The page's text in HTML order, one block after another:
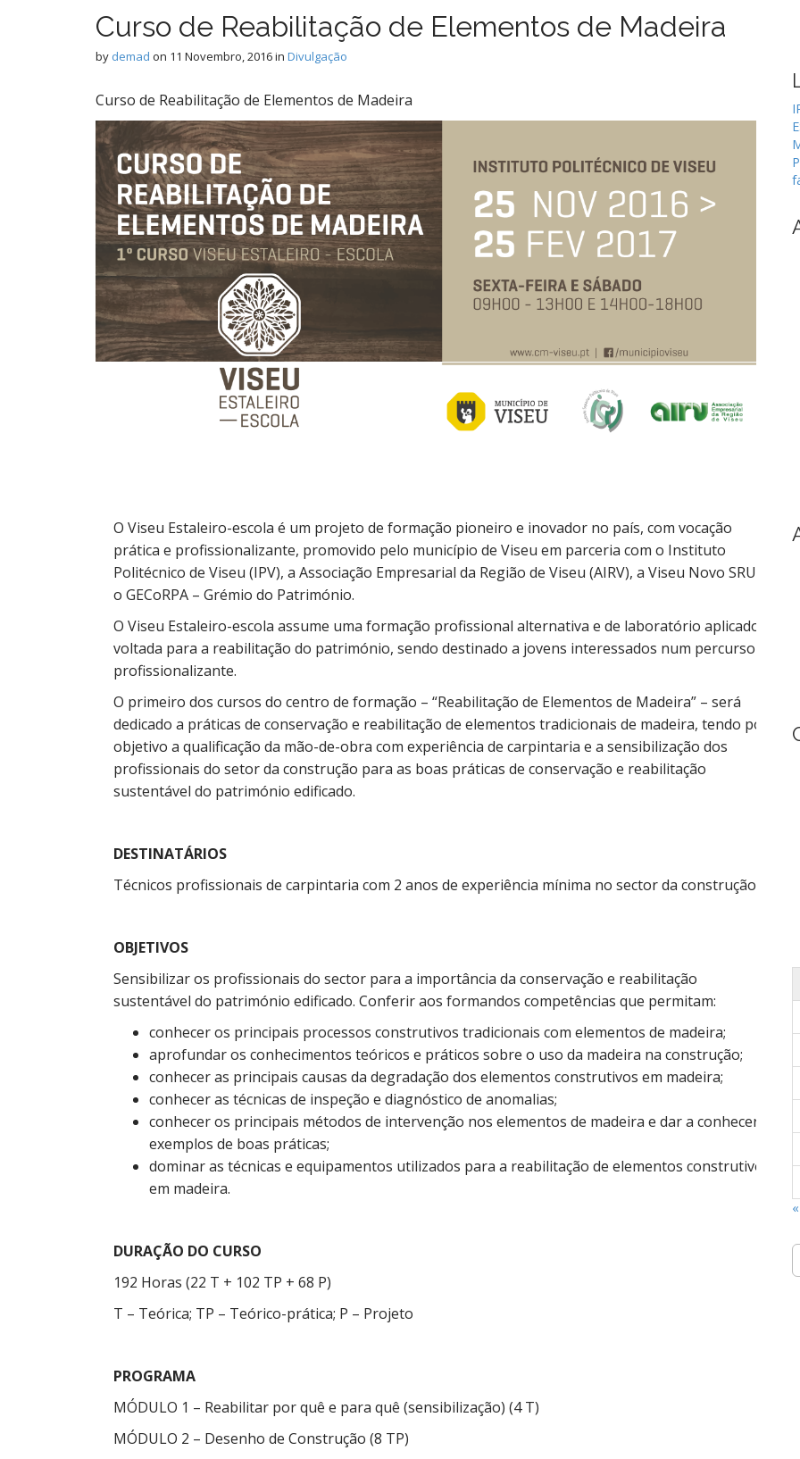
Curso de Reabilitação de Elementos de Madeira
by demad on 11 Novembro, 2016in Divulgação
Curso de Reabilitação de Elementos de Madeira
O Viseu Estaleiro-escola é um projeto de formação pioneiro e inovador no país, com vocação
prática e profissionalizante, promovido pelo município de Viseu em parceria com o Instituto
Politécnico de Viseu (IPV), a Associação Empresarial da Região de Viseu (AIRV), a Viseu Novo SRU e
o GECoRPA – Grémio do Património.
O Viseu Estaleiro-escola assume uma formação profissional alternativa e de laboratório aplicado,
voltada para a reabilitação do património, sendo destinado a jovens interessados num percurso
profissionalizante.
O primeiro dos cursos do centro de formação – “Reabilitação de Elementos de Madeira” – será
dedicado a práticas de conservação e reabilitação de elementos tradicionais de madeira, tendo por
objetivo a qualificação da mão-de-obra com experiência de carpintaria e a sensibilização dos
profissionais do setor da construção para as boas práticas de conservação e reabilitação
sustentável do património edificado.
DESTINATÁRIOS
Técnicos profissionais de carpintaria com 2 anos de experiência mínima no sector da construção.
OBJETIVOS
Sensibilizar os profissionais do sector para a importância da conservação e reabilitação
sustentável do património edificado. Conferir aos formandos competências que permitam:
conhecer os principais processos construtivos tradicionais com elementos de madeira;
aprofundar os conhecimentos teóricos e práticos sobre o uso da madeira na construção;
conhecer as principais causas da degradação dos elementos construtivos em madeira;
conhecer as técnicas de inspeção e diagnóstico de anomalias;
conhecer os principais métodos de intervenção nos elementos de madeira e dar a conhecer
exemplos de boas práticas;
dominar as técnicas e equipamentos utilizados para a reabilitação de elementos construtivos
em madeira.
DURAÇÃO DO CURSO
192 Horas (22 T + 102 TP + 68 P)
T – Teórica; TP – Teórico-prática; P – Projeto
PROGRAMA
MÓDULO 1 – Reabilitar por quê e para quê (sensibilização) (4 T)
MÓDULO 2 – Desenho de Construção (8 TP)
S